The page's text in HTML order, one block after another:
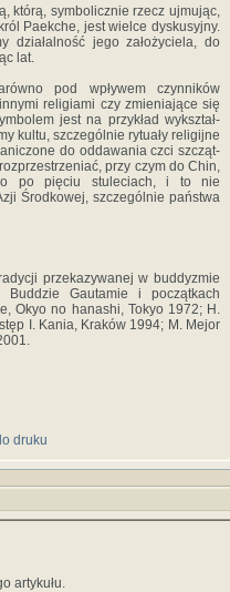
którą, symbolicznie rzecz ujmując,
Paekche, jest wielce dyskusyjny.
działalność jego założyciela, do
lat.
pod wpływem czyn­ników
religiami czy zmieniające się
jest na przykład wykształ­
kultu, szczególnie rytuały religijne
do oddawania czci szcząt­
przy czym do Chin,
po pięciu stuleciach, i to nie
Środkowej, szczególnie pań­stwa
przekazy­wanej w buddyzmie
Buddzie Gautamie i początkach
Okyo no hanashi, Tokyo 1972; H.
I. Kania, Kraków 1994; M. Mejor
druku
artykułu.